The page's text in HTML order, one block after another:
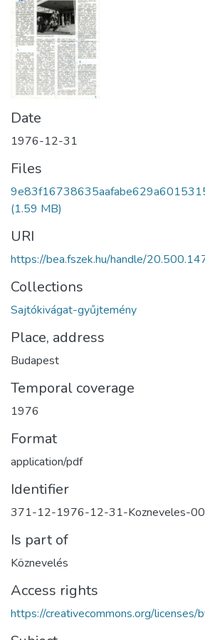
Date
1976-12-31
Files
(1.59 MB)
URI
https://bea.fszek.hu/handle/
Collections
Sajtókivágat-gyűjtemény
Place, address
Budapest
Temporal coverage
1976
Format
application/pdf
Identifier
371-12-1976-12-31-Kozneveles-
Is part of
Köznevelés
Access rights
https://creativecommons.org/licenses/